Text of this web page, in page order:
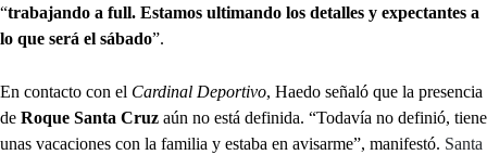
“trabajando a full. Estamos ultimando los detalles y expectantes a
lo que será el sábado”.
En contacto con el Cardinal Deportivo, Haedo señaló que la presencia
de Roque Santa Cruz aún no está definida. “Todavía no definió, tiene
unas vacaciones con la familia y estaba en avisarme”, manifestó. Santa